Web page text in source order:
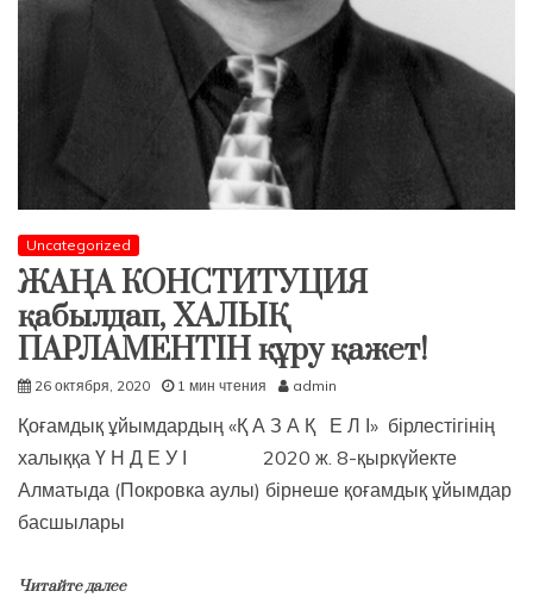
Uncategorized
ЖАҢА КОНСТИТУЦИЯ
қабылдап, ХАЛЫҚ
ПАРЛАМЕНТІН құру қажет!
26 октября, 2020 1 мин чтения admin
Қоғамдық ұйымдардың «Қ А З А Қ Е Л І» бірлестігінің
халыққа Ү Н Д Е У І 2020 ж. 8-қыркүйекте
Алматыда (Покровка аулы) бірнеше қоғамдық ұйымдар
басшылары
Читайте далее